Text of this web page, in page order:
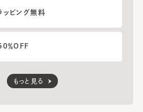
ッピング無料
％OFF
もっと見る